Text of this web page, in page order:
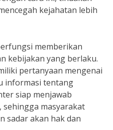
kejahatan lebih
memberikan
kebijakan yang berlaku.
pertanyaan mengenai
informasi tentang
siap menjawab
masyarakat
sadar akan hak dan